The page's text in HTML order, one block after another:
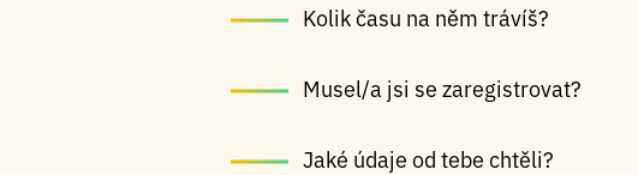
Kolik času na něm trávíš?
Musel/a jsi se zaregistrovat?
Jaké údaje od tebe chtěli?